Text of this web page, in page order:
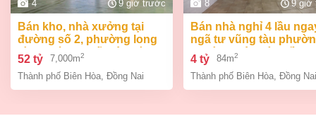
4 9 giờ trước
bán kho, nhà xưởng tại
đường số 2, phường long
bình, thành phố biên hòa,
đồng nai giá 52 tỷ
52 tỷ 7,000m2
Thành phố Biên Hòa Đồng Nai
8 9 giờ
bán nhà nghỉ 4 lầu ngay
ngã tư vũng tàu
an bình biên hòa đồng
giá chỉ 4 tỷ
4 tỷ 84m2
Thành phố Biên Hòa Đồng Nai